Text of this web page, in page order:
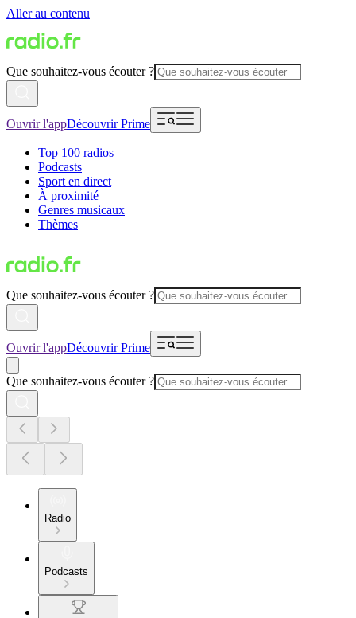
Aller au contenu
Que souhaitez-vous écouter ?
Ouvrir l'appDécouvrir Prime
Top 100 radios
Podcasts
Sport en direct
À proximité
Genres musicaux
Thèmes
Que souhaitez-vous écouter ?
Ouvrir l'appDécouvrir Prime
Que souhaitez-vous écouter ?
Radio
Podcasts